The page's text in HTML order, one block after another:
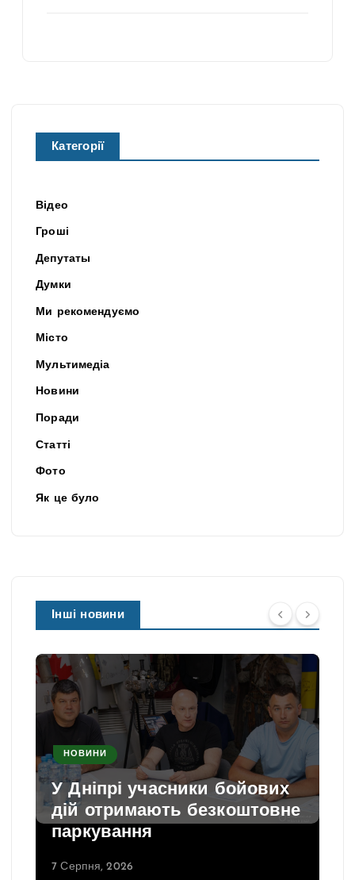
Категорії
Відео
Гроші
Депутаты
Думки
Ми рекомендуємо
Місто
Мультимедіа
Новини
Поради
Статті
Фото
Як це було
Інші новини
НОВИНИ
У Дніпрі учасники бойових
дій отримають безкоштовне
паркування
7 Серпня, 2026